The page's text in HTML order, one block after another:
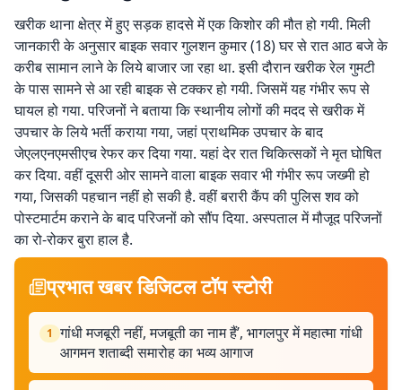
खरीक थाना क्षेत्र में हुए सड़क हादसे में एक किशोर की मौत हो गयी. मिली
जानकारी के अनुसार बाइक सवार गुलशन कुमार (18) घर से रात आठ बजे के
करीब सामान लाने के लिये बाजार जा रहा था. इसी दौरान खरीक रेल गुमटी
के पास सामने से आ रही बाइक से टक्कर हो गयी. जिसमें यह गंभीर रूप से
घायल हो गया. परिजनों ने बताया कि स्थानीय लोगों की मदद से खरीक में
उपचार के लिये भर्ती कराया गया, जहां प्राथमिक उपचार के बाद
जेएलएनएमसीएच रेफर कर दिया गया. यहां देर रात चिकित्सकों ने मृत घोषित
कर दिया. वहीं दूसरी ओर सामने वाला बाइक सवार भी गंभीर रूप जख्मी हो
गया, जिसकी पहचान नहीं हो सकी है. वहीं बरारी कैंप की पुलिस शव को
पोस्टमार्टम कराने के बाद परिजनों को सौंप दिया. अस्पताल में मौजूद परिजनों
का रो-रोकर बुरा हाल है.
प्रभात खबर डिजिटल टॉप स्टोरी
1 गांधी मजबूरी नहीं, मजबूती का नाम हैं’, भागलपुर में महात्मा गांधी
आगमन शताब्दी समारोह का भव्य आगाज